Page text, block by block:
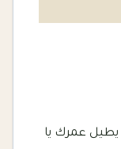
يطيل عمرك يا